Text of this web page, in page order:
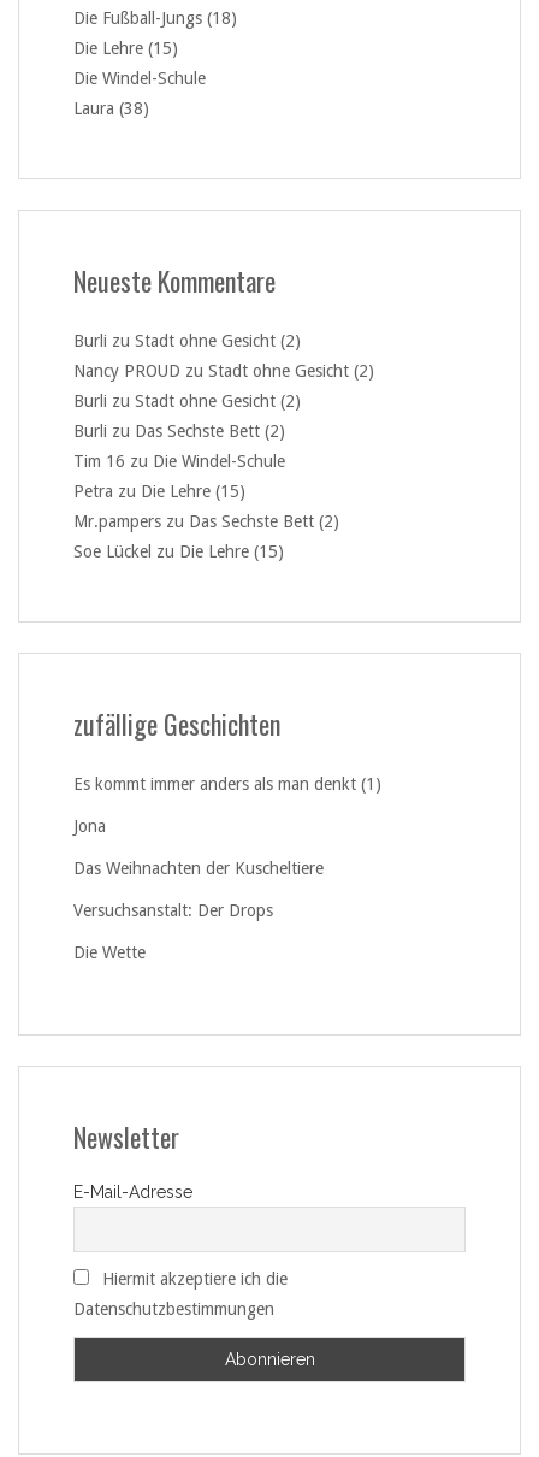
Die Fußball-Jungs (18)
Die Lehre (15)
Die Windel-Schule
Laura (38)
Neueste Kommentare
Burli zu Stadt ohne Gesicht (2)
Nancy PROUD zu Stadt ohne Gesicht (2)
Burli zu Stadt ohne Gesicht (2)
Burli zu Das Sechste Bett (2)
Tim 16 zu Die Windel-Schule
Petra zu Die Lehre (15)
Mr.pampers zu Das Sechste Bett (2)
Soe Lückel zu Die Lehre (15)
zufällige Geschichten
Es kommt immer anders als man denkt (1)
Jona
Das Weihnachten der Kuscheltiere
Versuchsanstalt: Der Drops
Die Wette
Newsletter
E-Mail-Adresse
Hiermit akzeptiere ich die
Datenschutzbestimmungen